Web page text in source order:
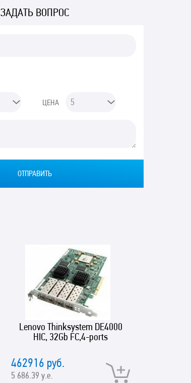
ЗАДАТЬ ВОПРОС
ЦЕНА
Lenovo Thinksystem DE4000
HIC, 32Gb FC,4-ports
462916 руб.
5 686.39 у.е.